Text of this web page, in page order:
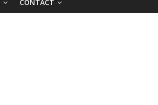
CONTACT